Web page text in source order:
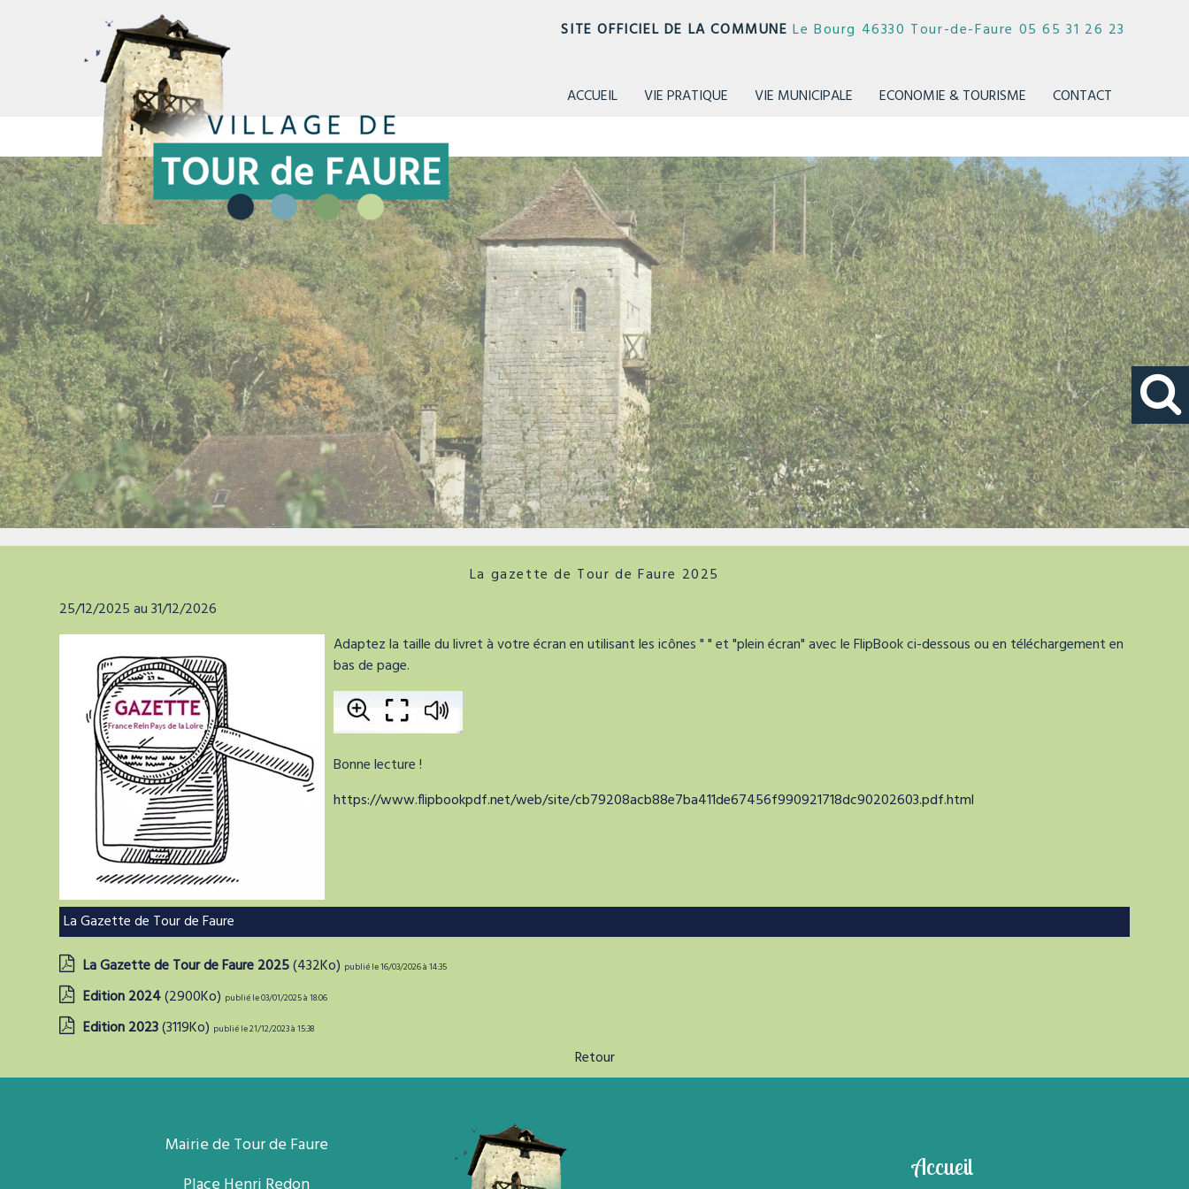
SITE OFFICIEL DE LA COMMUNELe Bourg 46330 Tour-de-Faure 05 65 31 26 23
ACCUEIL VIE PRATIQUE VIE MUNICIPALE ECONOMIE & TOURISME CONTACT
La gazette de Tour de Faure 2025
25/12/2025 au 31/12/2026
Adaptez la taille du livret à votre écran en utilisant les icônes " " et "plein écran" avec le FlipBook ci-dessous ou en téléchargement en
bas de page.
Bonne lecture !
https://www.flipbookpdf.net/web/site/cb79208acb88e7ba411de67456f990921718dc90202603.pdf.html
La Gazette de Tour de Faure
La Gazette de Tour de Faure 2025(432Ko) publié le 16/03/2026 à 14:35
Edition 2024(2900Ko) publié le 03/01/2025 à 18:06
Edition 2023(3119Ko) publié le 21/12/2023 à 15:38
Retour
Mairie de Tour de Faure
Accueil